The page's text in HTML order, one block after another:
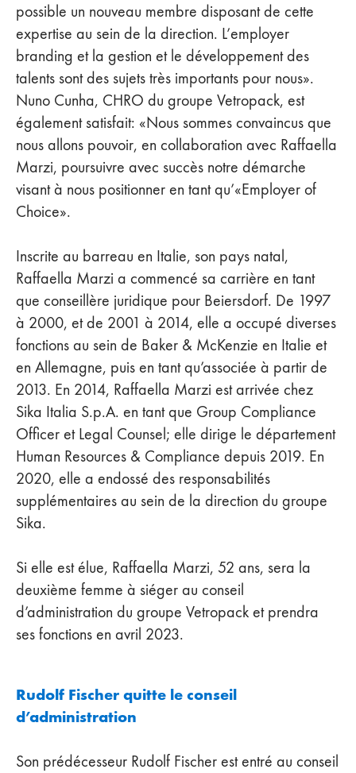
possible un nouveau membre disposant de cette
expertise au sein de la direction. L’employer
branding et la gestion et le développement des
talents sont des sujets très importants pour nous».
Nuno Cunha, CHRO du groupe Vetropack, est
également satisfait: «Nous sommes convaincus que
nous allons pouvoir, en collaboration avec Raffaella
Marzi, poursuivre avec succès notre démarche
visant à nous positionner en tant qu’«Employer of
Choice».
Inscrite au barreau en Italie, son pays natal,
Raffaella Marzi a commencé sa carrière en tant
que conseillère juridique pour Beiersdorf. De 1997
à 2000, et de 2001 à 2014, elle a occupé diverses
fonctions au sein de Baker & McKenzie en Italie et
en Allemagne, puis en tant qu’associée à partir de
2013. En 2014, Raffaella Marzi est arrivée chez
Sika Italia S.p.A. en tant que Group Compliance
Officer et Legal Counsel; elle dirige le département
Human Resources & Compliance depuis 2019. En
2020, elle a endossé des responsabilités
supplémentaires au sein de la direction du groupe
Sika.
Si elle est élue, Raffaella Marzi, 52 ans, sera la
deuxième femme à siéger au conseil
d’administration du groupe Vetropack et prendra
ses fonctions en avril 2023.
Rudolf Fischer quitte le conseil
d’administration
Son prédécesseur Rudolf Fischer est entré au conseil